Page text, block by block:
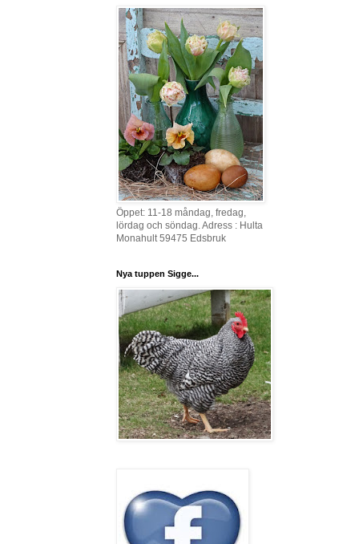
Öppet: 11-18 måndag, fredag,
lördag och söndag. Adress : Hulta
Monahult 59475 Edsbruk
Nya tuppen Sigge...